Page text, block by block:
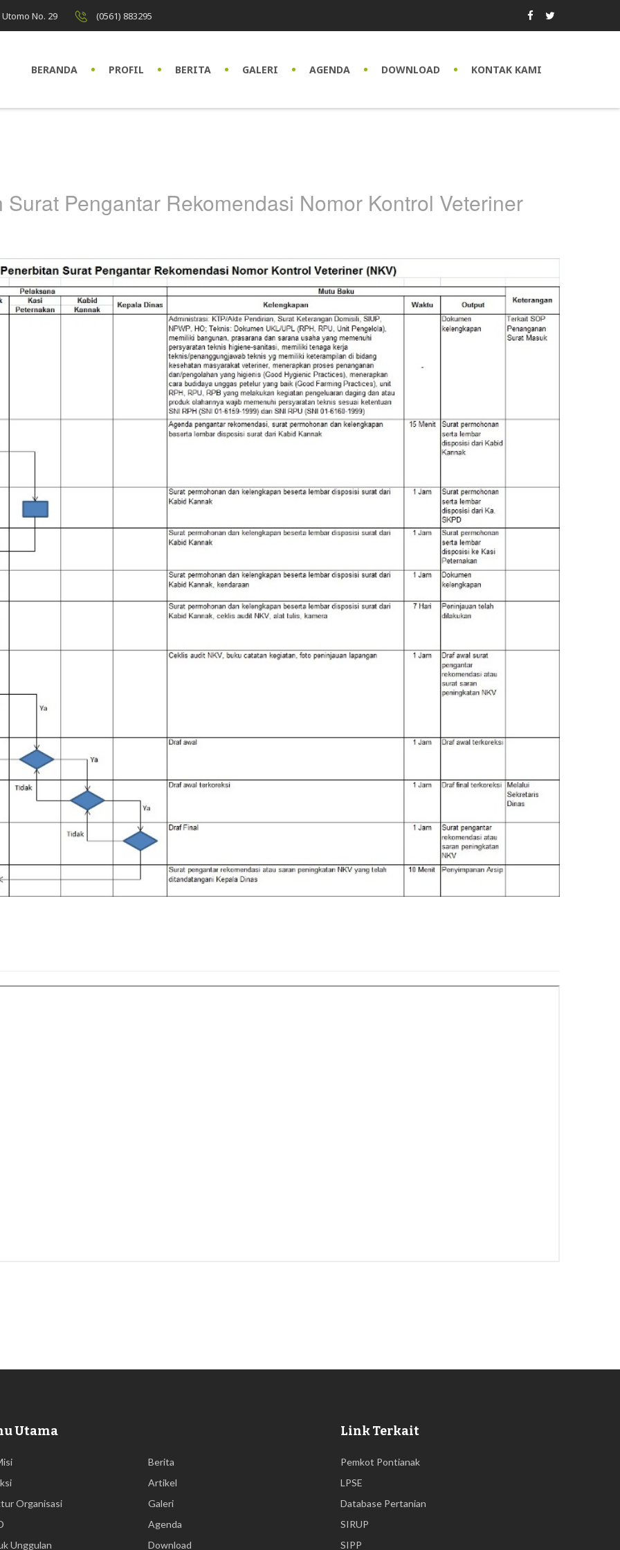
Utomo No. 29 (0561) 883295
BERANDA PROFIL BERITA GALERI AGENDA DOWNLOAD KONTAK KAMI
Pengantar Rekomendasi Nomor Kontrol Veteriner
Utama
Organisasi
Unggulan
Berita
Artikel
Galeri
Agenda
Download
Link Terkait
Pemkot Pontianak
LPSE
Database Pertanian
SIRUP
SIPP